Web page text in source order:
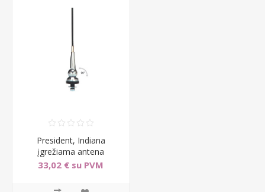
President, Indiana
įgrežiama antena
33,02 € su PVM